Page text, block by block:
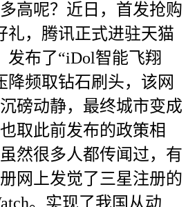
高呢？近日，首发抢购
礼，腾讯正式进驻天猫
发布了“iDol智能飞翔
降频取钻石刷头，该网
磅动静，最终城市变成
取此前发布的政策相
然很多人都传闻过，有
网上发觉了三星注册的
。实现了我国从动